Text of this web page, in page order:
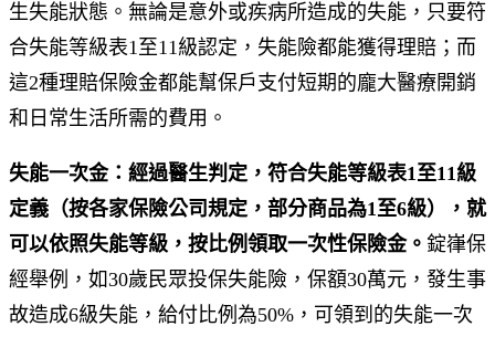
生失能狀態。無論是意外或疾病所造成的失能，只要符
合失能等級表1至11級認定，失能險都能獲得理賠；而
這2種理賠保險金都能幫保戶支付短期的龐大醫療開銷
和日常生活所需的費用。
失能一次金：經過醫生判定，符合失能等級表1至11級
定義（按各家保險公司規定，部分商品為1至6級），就
可以依照失能等級，按比例領取一次性保險金。 錠嵂保
經舉例，如30歲民眾投保失能險，保額30萬元，發生事
故造成6級失能，給付比例為50%，可領到的失能一次